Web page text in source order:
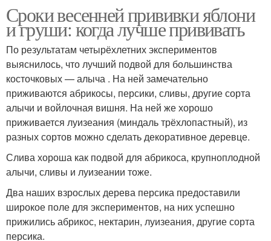
Сроки весенней прививки яблони
и груши: когда лучше прививать
По результатам четырёхлетних экспериментов
выяснилось, что лучший подвой для большинства
косточковых — алыча . На ней замечательно
приживаются абрикосы, персики, сливы, другие сорта
алычи и войлочная вишня. На ней же хорошо
приживается луизеания (миндаль трёхлопастный), из
разных сортов можно сделать декоративное деревце.
Слива хороша как подвой для абрикоса, крупноплодной
алычи, сливы и луизеании тоже.
Два наших взрослых дерева персика предоставили
широкое поле для экспериментов, на них успешно
прижились абрикос, нектарин, луизеания, другие сорта
персика.